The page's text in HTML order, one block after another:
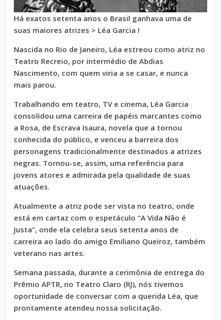
Há exatos setenta anos o Brasil ganhava uma de
suas maiores atrizes > Léa Garcia !
Nascida no Rio de Janeiro, Léa estreou como atriz no
Teatro Recreio, por intermédio de Abdias
Nascimento, com quem viria a se casar, e nunca
mais parou.
Trabalhando em teatro, TV e cinema, Léa Garcia
consolidou uma carreira de papéis marcantes como
a Rosa, de Escrava Isaura, novela que a tornou
conhecida do público, e venceu a barreira dos
personagens tradicionalmente destinados a atrizes
negras. Tornou-se, assim, uma referência para
jovens atores e admirada pela qualidade de suas
atuações.
Atualmente a atriz pode ser vista no teatro, onde
está em cartaz com o espetáculo “A Vida Não é
Justa”, onde ela celebra seus setenta anos de
carreira ao lado do amigo Emiliano Queiroz, também
veterano nas artes.
Semana passada, durante a cerimônia de entrega do
Prêmio APTR, no Teatro Claro (RJ), nós tivemos
oportunidade de conversar com a querida Léa, que
prontamente atendeu nossa solicitação.